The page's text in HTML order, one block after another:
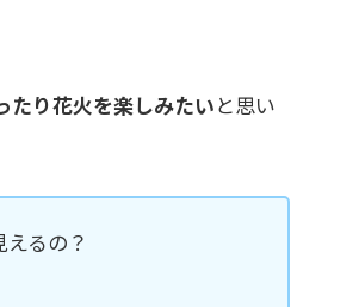
たり花火を楽しみたいと思い
るの？